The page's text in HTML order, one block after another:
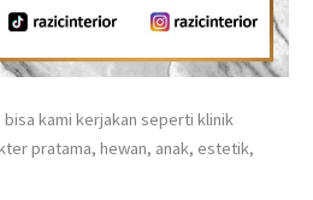
kami kerjakan seperti klinik
pratama, hewan, anak, estetik,